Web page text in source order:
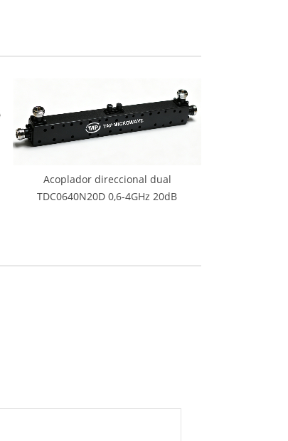
Acoplador direccional dual
TDC0640N20D 0,6-4GHz 20dB